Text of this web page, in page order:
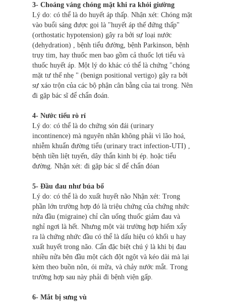
3- Choáng váng chóng mặt khi ra khỏi giường
Lý do: có thể là do huyết áp thấp. Nhận xét: Chóng mặt
vào buổi sáng được gọi là "huyết áp thế đứng thấp"
(orthostatic hypotension) gây ra bởi sự loại nước
(dehydration) , bệnh tiểu đường, bệnh Parkinson, bệnh
trụy tim, hay thuốc men bao gồm cả thuốc lợi tiểu và
thuốc huyết áp. Một lý do khác có thể là chứng "chóng
mặt tư thế nhẹ " (benign positional vertigo) gây ra bởi
sự xáo trộn của các bộ phận cân bằng của tai trong. Nên
đi gặp bác sĩ để chẩn đoán.
4- Nước tiểu rò rỉ
Lý do: có thể là do chứng són đái (urinary
incontinence) mà nguyên nhân không phải vì lão hoá,
nhiễm khuẩn đường tiểu (urinary tract infection-UTI) ,
bệnh tiền liệt tuyến, dây thẩn kinh bị ép. hoặc tiểu
đường. Nhận xét: đi gặp bác sĩ để chẩn đóan
5- Đầu đau như búa bổ
Lý do: có thể là do xuất huyết não Nhận xét: Trong
phần lớn trường hợp đó là triệu chứng của chứng nhức
nửa đầu (migraine) chỉ cần uống thuốc giảm đau và
nghỉ ngơi là hết. Nhưng một vài trường hợp hiếm xẩy
ra là chứng nhức đầu có thể là dấu hiệu có khối u hay
xuất huyết trong não. Cẩn đặc biệt chú ý là khi bị đau
nhiều nửa bên đầu một cách đột ngột và kéo dài mà lại
kèm theo buồn nôn, ói mửa, và chảy nước mắt. Trong
trường hợp sau này phải đi bệnh viện gấp.
6- Mắt bị sưng vù